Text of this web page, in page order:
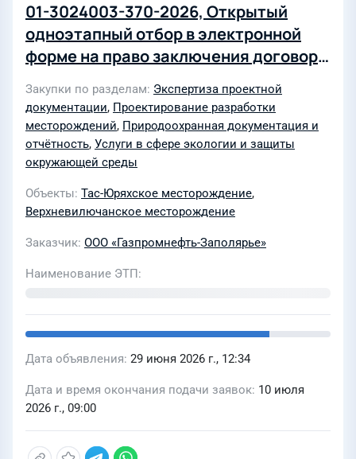
01-3024003-370-2026, Открытый
одноэтапный отбор в электронной
форме на право заключения договора
сопровождению получения
заключений органа федерального
государственного экологического
надзора (ЭкоЗОС) о соответствии
объектов капитального
строительства требованиям в
области охраны окружающей среды,
получившей положительное
государственной экспертизы по Тас-
Юряхскому и Верхневилючанскому
месторождениям Восточной Сибири
для нужд ООО «Газпромнефть-
Закупки по разделам Экспертиза проектной
документации, Проектирование разработки
месторождений, Природоохранная документация и
отчётность, Услуги в сфере экологии и защиты
окружающей среды
Объекты Тас-Юряхское месторождение,
Верхневилючанское месторождение
Заказчик ООО «Газпромнефть-Заполярье»
Наименование ЭТП
Дата объявления 29 июня 2026 г., 12:34
Дата и время окончания подачи заявок 10 июля
2026 г., 09:00